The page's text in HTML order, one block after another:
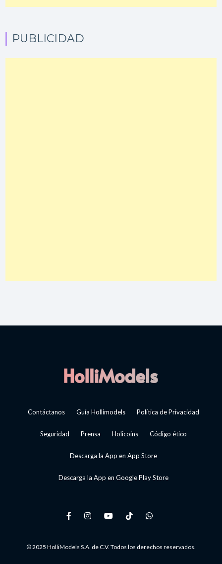
PUBLICIDAD
Contáctanos Guía Hollimodels Política de Privacidad
Seguridad Prensa Holicoins Código ético
Descarga la App en App Store
Descarga la App en Google Play Store
© 2025 HolliModels S.A. de C.V. Todos los derechos reservados.